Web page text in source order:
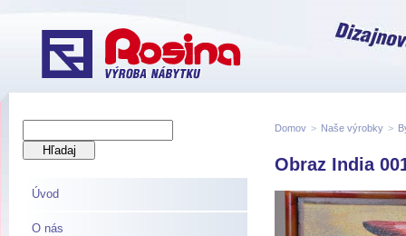
Úvod
O nás
Domov > Naše výrobky >
Obraz India